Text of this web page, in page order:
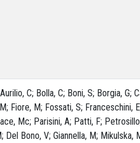
C; Bolla, C; Boni, S; Borgia, G;
Fiore, M; Fossati, S; Franceschini,
Mc; Parisini, A; Patti, F;
Bono, V; Giannella, M;